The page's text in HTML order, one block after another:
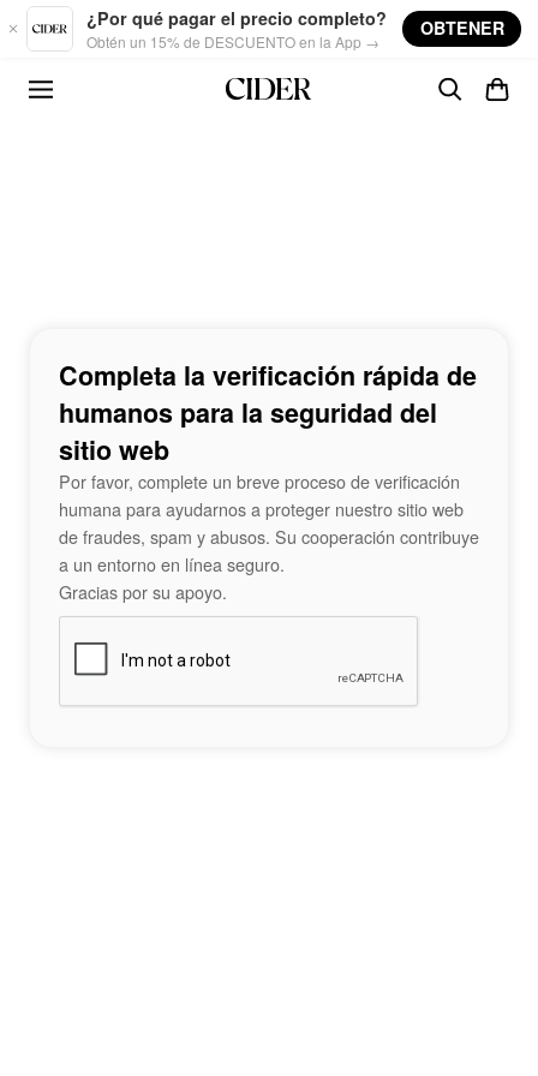
Skip to main content
¿Por qué pagar el precio completo?
Obtén un 15% de DESCUENTO en la App →
OBTENER
Completa la verificación rápida de
humanos para la seguridad del
sitio web
Por favor, complete un breve proceso de verificación
humana para ayudarnos a proteger nuestro sitio web
de fraudes, spam y abusos. Su cooperación contribuye
a un entorno en línea seguro.
Gracias por su apoyo.